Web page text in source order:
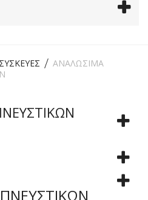
ΑΝΑΛΩΣΙΜΑ